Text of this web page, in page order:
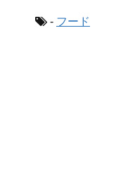
- フード